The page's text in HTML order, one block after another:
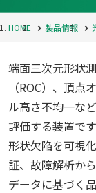
HOME 製品情報
端面三次元形状
（ROC）、頂
ル高さ不均一な
評価する装置で
形状欠陥を可視
証、故障解析か
データに基づく